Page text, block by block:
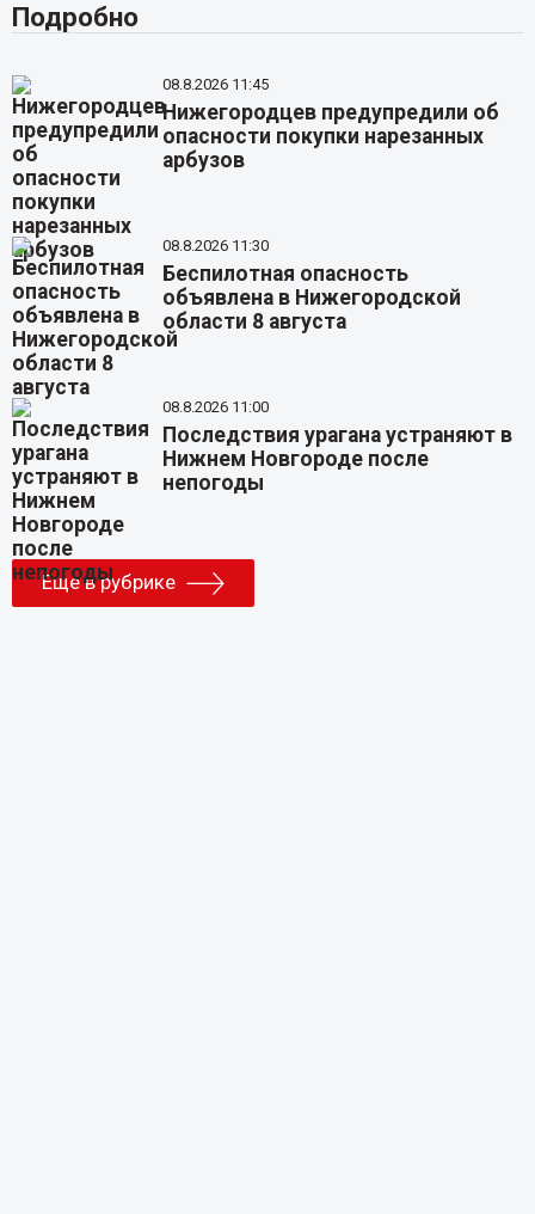
Подробно
08.8.2026 11:45
Нижегородцев предупредили об
опасности покупки нарезанных
арбузов
08.8.2026 11:30
Беспилотная опасность
объявлена в Нижегородской
области 8 августа
08.8.2026 11:00
Последствия урагана устраняют в
Нижнем Новгороде после
непогоды
Еще в рубрике